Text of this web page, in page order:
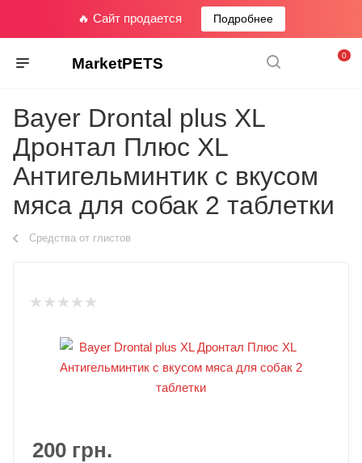
🔥 Сайт продается Подробнее
MarketPETS 0
Bayer Drontal plus XL
Дронтал Плюс XL
Антигельминтик с вкусом
мяса для собак 2 таблетки
Средства от глистов
200 грн.